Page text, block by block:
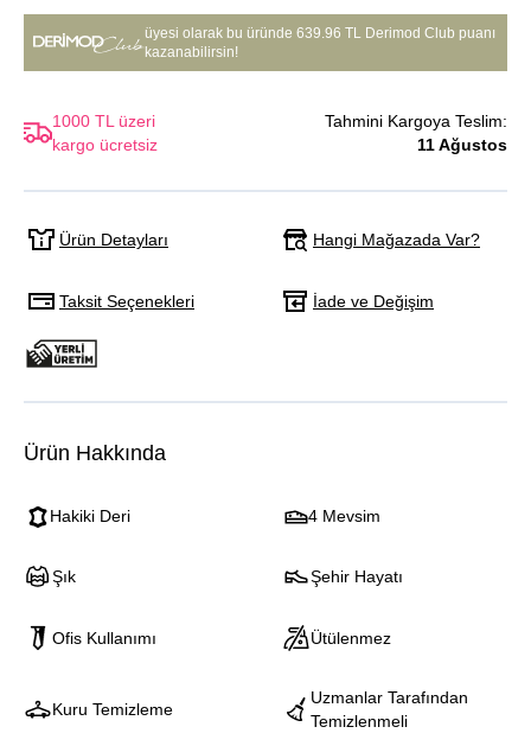
üyesi olarak bu üründe 639.96 TL Derimod Club puanı
kazanabilirsin!
1000 TL üzeri
kargo ücretsiz
Tahmini Kargoya Teslim:
11 Ağustos
Ürün Detayları Hangi Mağazada Var?
Taksit Seçenekleri İade ve Değişim
Ürün Hakkında
Hakiki Deri 4 Mevsim
Şık Şehir Hayatı
Ofis Kullanımı Ütülenmez
Kuru Temizleme
Uzmanlar Tarafından
Temizlenmeli